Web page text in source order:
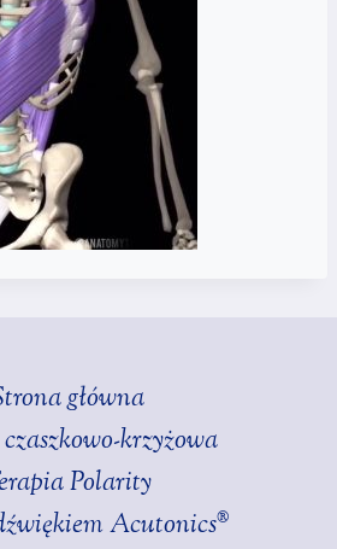
główna
krzyżowa
Polarity
Acutonics®